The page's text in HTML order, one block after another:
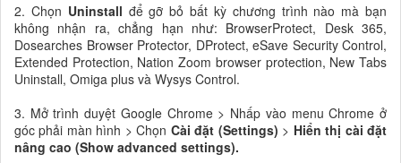
2. Chọn Uninstall để gỡ bỏ bất kỳ chương trình nào mà bạn
không nhận ra, chẳng hạn như: BrowserProtect, Desk 365,
Dosearches Browser Protector, DProtect, eSave Security Control,
Extended Protection, Nation Zoom browser protection, New Tabs
Uninstall, Omiga plus và Wysys Control.
3. Mở trình duyệt Google Chrome > Nhấp vào menu Chrome ở
góc phải màn hình > Chọn Cài đặt (Settings) > Hiển thị cài đặt
nâng cao (Show advanced settings).